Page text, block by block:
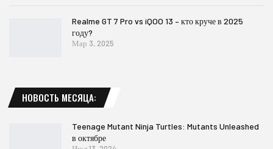
Realme GT 7 Pro vs iQOO 13 – кто круче в 2025
году?
Мар 3, 2025
НОВОСТЬ МЕСЯЦА:
Teenage Mutant Ninja Turtles: Mutants Unleashed
в октябре